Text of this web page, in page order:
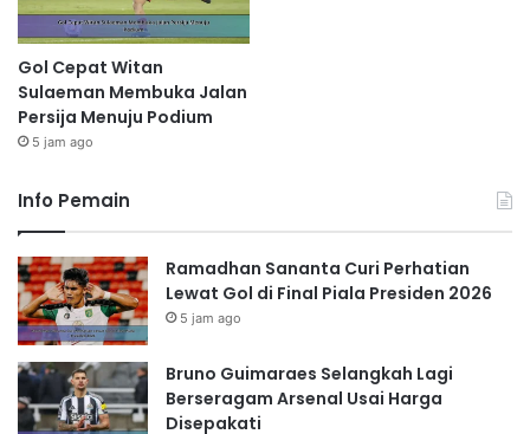
Gol Cepat Witan
Sulaeman Membuka Jalan
Persija Menuju Podium
5 jam ago
Info Pemain
Ramadhan Sananta Curi Perhatian
Lewat Gol di Final Piala Presiden 2026
5 jam ago
Bruno Guimaraes Selangkah Lagi
Berseragam Arsenal Usai Harga
Disepakati